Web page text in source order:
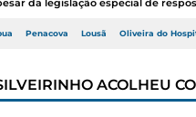
da legislação especial de
Penacova Lousã Oliveira do
ACOLHEU